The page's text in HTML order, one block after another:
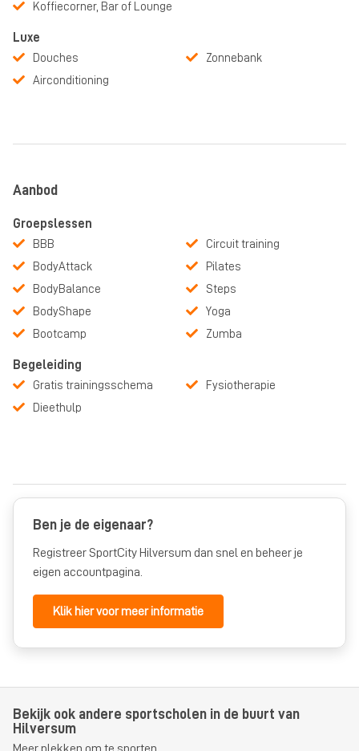
Koffiecorner, Bar of Lounge
Luxe
Douches
Airconditioning
Zonnebank
Aanbod
Groepslessen
BBB
BodyAttack
BodyBalance
BodyShape
Bootcamp
Circuit training
Pilates
Steps
Yoga
Zumba
Begeleiding
Gratis trainingsschema
Dieethulp
Fysiotherapie
Ben je de eigenaar?
Registreer SportCity Hilversum dan snel en beheer je
eigen accountpagina.
Klik hier voor meer informatie
Bekijk ook andere sportscholen in de buurt van
Hilversum